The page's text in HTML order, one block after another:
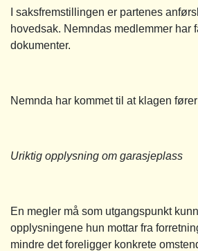
I saksfremstillingen er partenes
hovedsak. Nemndas medlemmer har
dokumenter.
Nemnda har kommet til at klagen
Uriktig opplysning om garasjeplass
En megler må som utgangspunkt
opplysningene hun mottar fra
mindre det foreligger konkrete